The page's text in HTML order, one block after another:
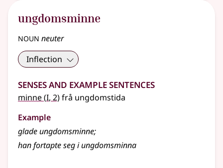
ungdomsminne
noun neuter
Inflection
Senses and Example Sentences
minne(1
I, 2)frå ungdomstida
Example
glade ungdomsminne;
han fortapte seg i ungdomsminna